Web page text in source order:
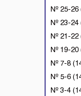
№ 25-26
№ 23-24
№ 21-22
№ 19-20
№ 7-8
№ 5-6
№ 3-4